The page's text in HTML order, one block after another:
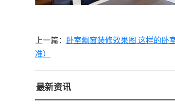
上一篇： 卧室飘窗装修效果图 这样的卧
准）
最新资讯